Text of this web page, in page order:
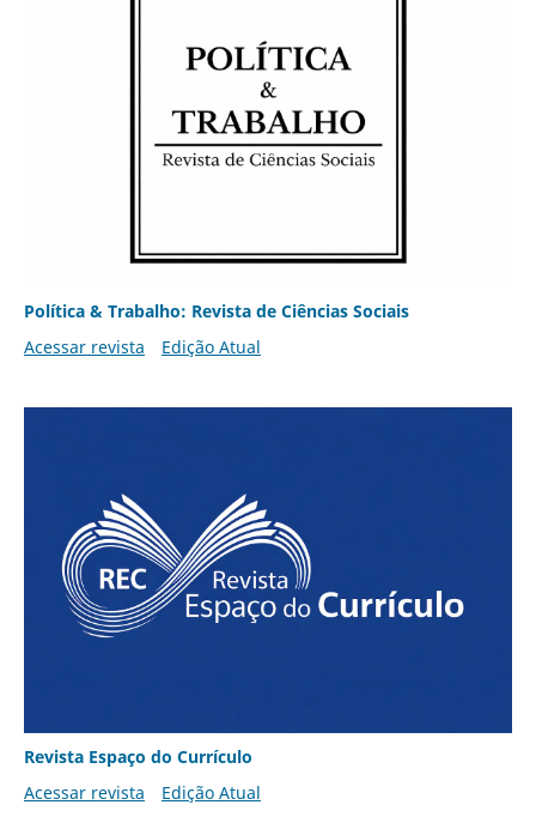
Política & Trabalho: Revista de Ciências Sociais
Acessar revista
Edição Atual
Revista Espaço do Currículo
Acessar revista
Edição Atual